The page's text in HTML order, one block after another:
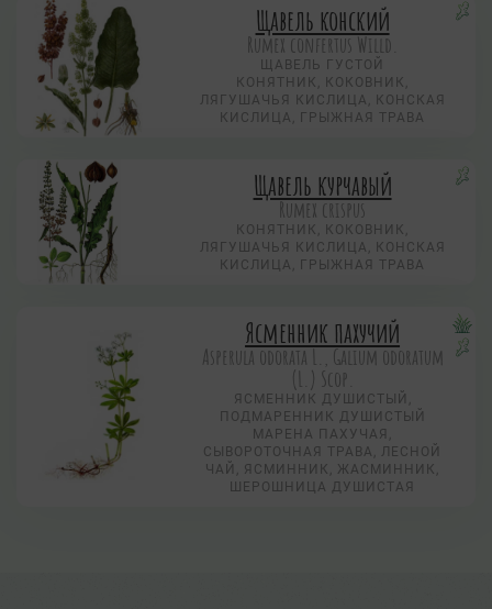
Щавель конский
Rumex confertus Willd.
ЩАВЕЛЬ ГУСТОЙ
КОНЯТНИК, КОКОВНИК,
ЛЯГУШАЧЬЯ КИСЛИЦА, КОНСКАЯ
КИСЛИЦА, ГРЫЖНАЯ ТРАВА
Щавель курчавый
Rumex crispus
КОНЯТНИК, КОКОВНИК,
ЛЯГУШАЧЬЯ КИСЛИЦА, КОНСКАЯ
КИСЛИЦА, ГРЫЖНАЯ ТРАВА
Ясменник пахучий
Asperula odorata L., Galium odoratum
(L.) Scop.
ЯСМЕННИК ДУШИСТЫЙ,
ПОДМАРЕННИК ДУШИСТЫЙ
МАРЕНА ПАХУЧАЯ,
СЫВОРОТОЧНАЯ ТРАВА, ЛЕСНОЙ
ЧАЙ, ЯСМИННИК, ЖАСМИННИК,
ШЕРОШНИЦА ДУШИСТАЯ